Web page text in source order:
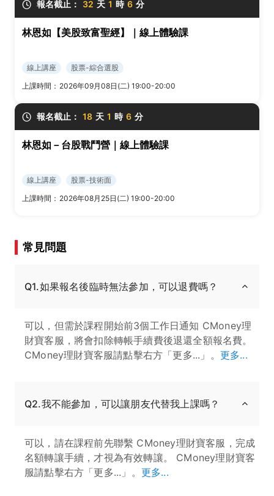
報名截止： 32 天 1 時 6 分
林恩如【美股致富聖經】｜線上體驗課
線上講座
股票-綜合選股
上課時間： 2026年09月08日(二) 19:00-20:00
報名截止： 18 天 1 時 6 分
林恩如－台股戰鬥營｜線上體驗課
線上講座
股票-技術面
上課時間： 2026年08月25日(二) 19:00-20:00
常見問題
Q1.如果報名後臨時無法參加，可以退費嗎？
可以，但需於課程開始前3個工作日通知 CMoney理
財寶客服，將會扣除轉帳手續費後退還全額報名費。
CMoney理財寶客服請點擊右方「更多...」。 更多...
Q2.我不能參加，可以讓朋友代替我上課嗎？
可以，請在課程前先聯繫 CMoney理財寶客服，完成
名額轉讓手續，才視為有效轉讓。 CMoney理財寶客
服請點擊右方「更多...」。 更多...